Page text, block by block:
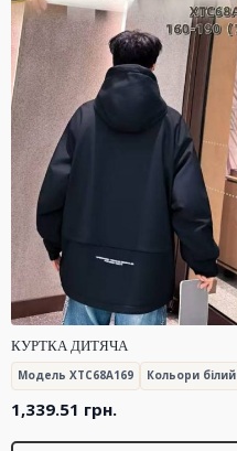
КУРТКА ДИТЯЧА
Модель XTC68A169 Кольори білий
1,339.51 грн.